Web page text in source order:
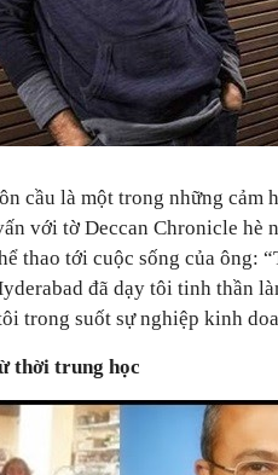
cầu là một trong những cảm
với tờ Deccan Chronicle hè
thao tới cuộc sống của ông:
đã dạy tôi tinh thần
trong suốt sự nghiệp kinh
thời trung học